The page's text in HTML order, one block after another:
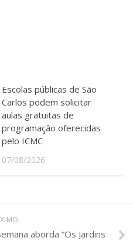
Escolas públicas de São
Carlos podem solicitar
aulas gratuitas de
programação oferecidas
pelo ICMC
07/08/2026
aborda “Os Jardins